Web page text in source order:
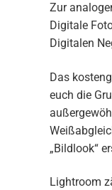
Zur
Digitale
Digitalen
Das
euch die
„Bildlook“
Lightroom